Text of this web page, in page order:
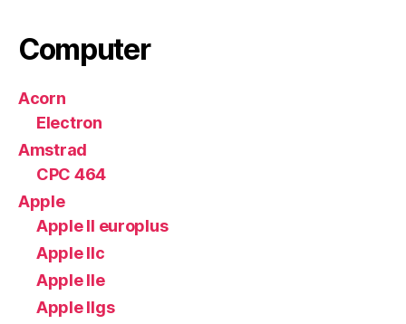
Computer
Acorn
Electron
Amstrad
CPC 464
Apple
Apple II europlus
Apple IIc
Apple IIe
Apple IIgs